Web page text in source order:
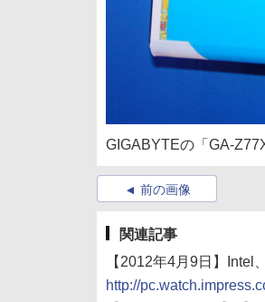
GIGABYTEの「GA-
前の画像
関連記事
【2012年4月9日】Intel
http://